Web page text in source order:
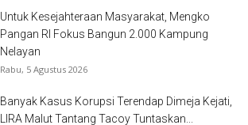
Untuk Kesejahteraan Masyarakat, Mengko
Pangan RI Fokus Bangun 2.000 Kampung
Nelayan
Rabu, 5 Agustus 2026
Banyak Kasus Korupsi Terendap Dimeja Kejati,
LIRA Malut Tantang Tacoy Tuntaskan...